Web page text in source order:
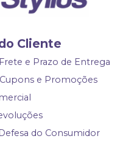
Cliente
e Prazo de Entrega
e Promoções
do Consumidor